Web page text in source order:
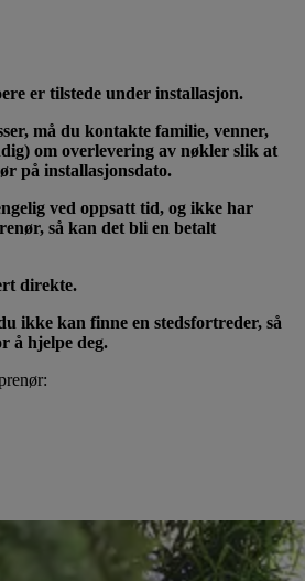
er tilstede under installasjon.
må du kontakte familie, venner,
om overlevering av nøkler slik at
på installasjonsdato.
ved oppsatt tid, og ikke har
så kan det bli en betalt
direkte.
ikke kan finne en stedsfortreder, så
å hjelpe deg.